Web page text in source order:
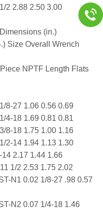
2 2.88 2.50 3.00
(in.)
Size Overall Wrench
NPTF Length Flats
8-27 1.06 0.56 0.69
4-18 1.69 0.81 0.81
8-18 1.75 1.00 1.16
2-14 1.94 1.13 1.30
2.17 1.44 1.66
1/2 2.53 1.75 2.02
N1 0.02 1/8-27 .98 0.57
N2 0.07 1/4-18 1.46